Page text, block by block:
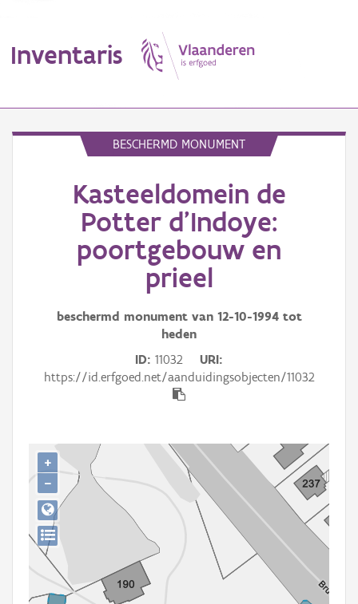
Inventaris
Erfgoedobject
Aanduidingsobject
Aanmelden
BESCHERMD MONUMENT
Kasteeldomein de
Potter d'Indoye:
poortgebouw en
prieel
beschermd monument van 12-10-1994tot
heden
ID 11032
URI
https://id.erfgoed.net/aanduidingsobjecten/11032
+
−